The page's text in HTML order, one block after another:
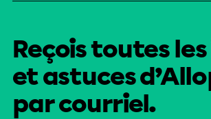
Reçois toutes
et astuces
par courriel.